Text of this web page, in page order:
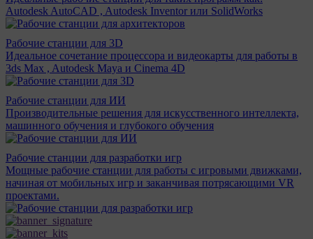
Autodesk AutoCAD , Autodesk Inventor или SolidWorks
Рабочие станции для 3D
Идеальное сочетание процессора и видеокарты для работы в
3ds Max , Autodesk Maya и Cinema 4D
Рабочие станции для ИИ
Производительные решения для искусственного интеллекта,
машинного обучения и глубокого обучения
Рабочие станции для разработки игр
Мощные рабочие станции для работы с игровыми движками,
начиная от мобильных игр и заканчивая потрясающими VR
проектами.